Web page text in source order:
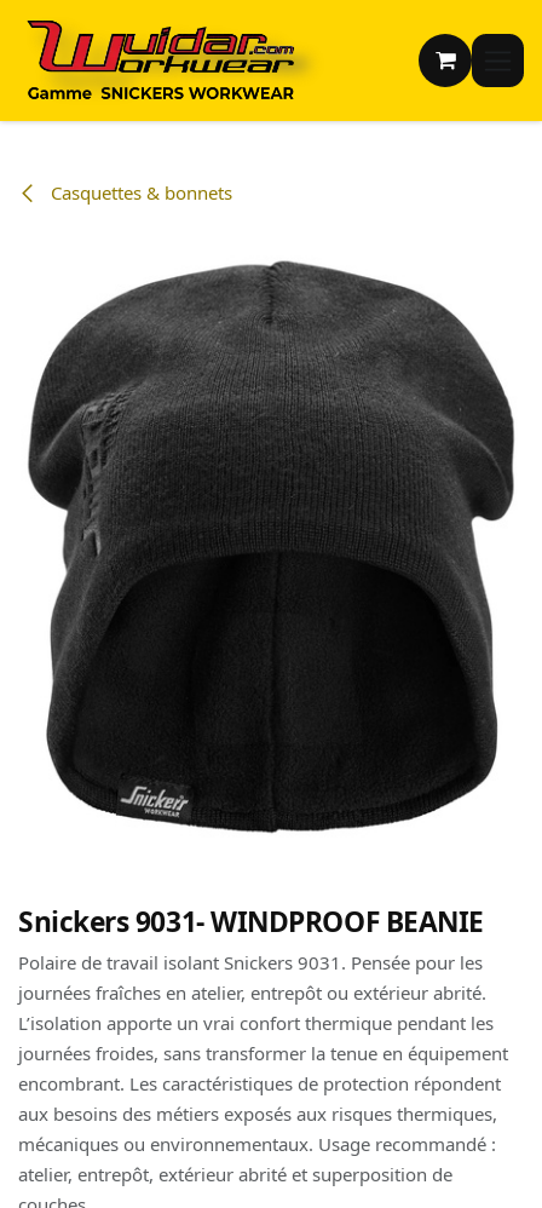
Casquettes & bonnets
Snickers 9031- WINDPROOF BEANIE
Polaire de travail isolant Snickers 9031. Pensée pour les
journées fraîches en atelier, entrepôt ou extérieur abrité.
L’isolation apporte un vrai confort thermique pendant les
journées froides, sans transformer la tenue en équipement
encombrant. Les caractéristiques de protection répondent
aux besoins des métiers exposés aux risques thermiques,
mécaniques ou environnementaux. Usage recommandé :
atelier, entrepôt, extérieur abrité et superposition de